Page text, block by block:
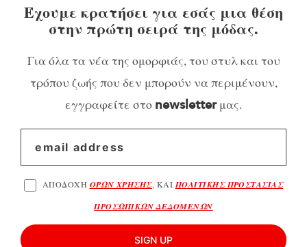
Έχουμε κρατήσει για εσάς μια θέση
στην πρώτη σειρά της μόδας.
Για όλα τα νέα της ομορφιάς, του στυλ και του
τρόπου ζωής που δεν μπορούν να περιμένουν,
εγγραφείτε στο newsletterμας.
ΑΠΟΔΟΧΗ ΟΡΩΝ ΧΡΗΣΗΣ, ΚΑΙΠΟΛΙΤΙΚΗΣ ΠΡΟΣΤΑΣΙΑΣ
ΠΡΟΣΩΠΙΚΩΝ ΔΕΔΟΜΕΝΩΝ
SIGN UP